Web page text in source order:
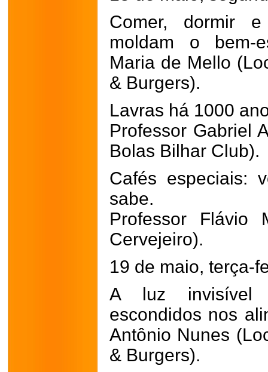
Comer, dormir
moldam o bem-
Maria de Mello
& Burgers).
Lavras há 1000
Professor Gabriel
Bolas Bilhar Club).
Cafés especiais:
sabe.
Professor Flávio
Cervejeiro).
19 de maio, terça-
A luz invisível
escondidos nos
Antônio Nunes
& Burgers).